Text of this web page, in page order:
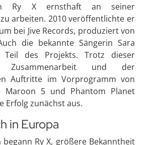
Ry X ernsthaft an seiner
arbeiten. 2010 veröffentlichte er
bei Jive Records, produziert von
die bekannte Sängerin Sara
Teil des Projekts. Trotz dieser
Zusammenarbeit und der
Auftritte im Vorprogramm von
Maroon 5 und Phantom Planet
Erfolg zunächst aus.
in Europa
Ry X, größere Bekanntheit